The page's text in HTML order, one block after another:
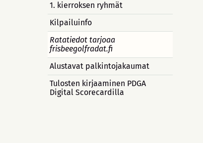
1. kierroksen ryhmät
Kilpailuinfo
Ratatiedot tarjoaa
frisbeegolfradat.fi
Alustavat palkintojakaumat
Tulosten kirjaaminen PDGA
Digital Scorecardilla